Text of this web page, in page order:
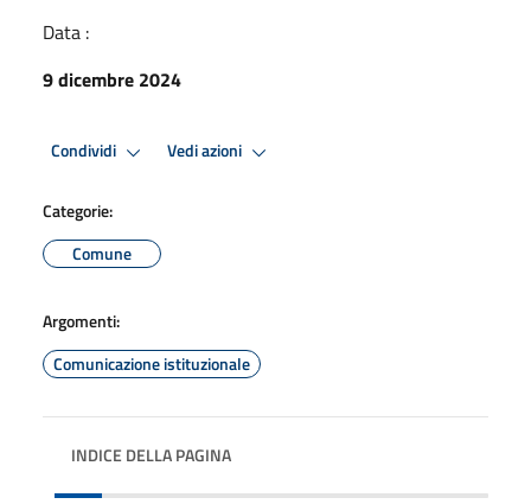
Data :
9 dicembre 2024
Condividi Vedi azioni
Categorie:
Comune
Argomenti:
Comunicazione istituzionale
INDICE DELLA PAGINA